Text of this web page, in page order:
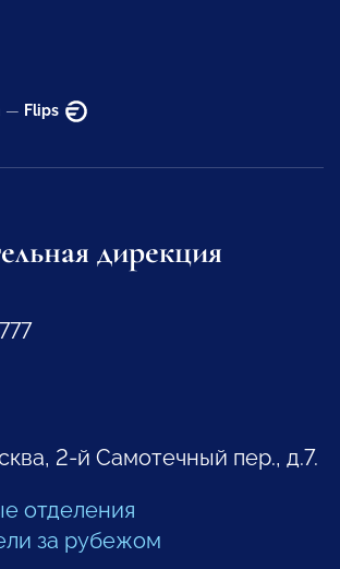
— Flips
дирекция
2-й Самотечный пер., д.7.
отделения
за рубежом